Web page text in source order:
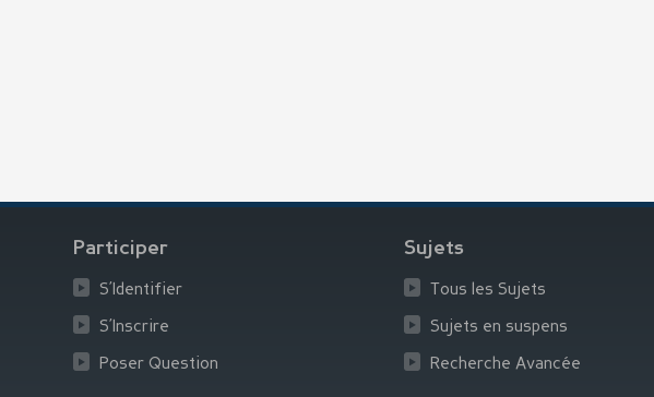
Participer
S’Identifier
S’Inscrire
Poser Question
Sujets
Tous les Sujets
Sujets en suspens
Recherche Avancée